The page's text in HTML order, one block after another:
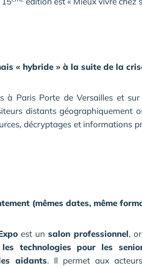
« hybride » à la suite de la
à Paris Porte de Versailles et
distants géographiquement
décryptages et informations
(mêmes dates, même
est unsalon professionnel,
technologies pour les
aidants. Il permet aux